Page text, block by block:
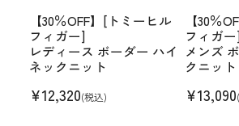
【30％OFF】[トミーヒル
フィガー]
レディース ボーダー ハイ
ネックニット
¥12,320(税込)
【30％
フィガ
メンズ
クニット
¥13,090